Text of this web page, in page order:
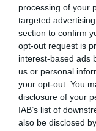
processing of your
targeted
section to confirm
opt-out request is
interest-based ads
us or personal
your opt-out. You
disclosure of your
IAB’s list of
also be disclosed
Ogólne
Łącznie
obsługą
Lokalizacja
Okres
kontraktu